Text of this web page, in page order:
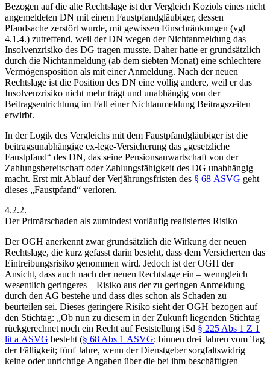
Bezogen auf die alte Rechtslage ist der Vergleich Koziols eines nicht
angemeldeten DN mit einem Faustpfandgläubiger, dessen
Pfandsache zerstört wurde, mit gewissen Einschränkungen (vgl
4.1.4.) zutreffend, weil der DN wegen der Nichtanmeldung das
Insolvenzrisiko des DG tragen musste. Daher hatte er grundsätzlich
durch die Nichtanmeldung (ab dem siebten Monat) eine schlechtere
Vermögensposition als mit einer Anmeldung. Nach der neuen
Rechtslage ist die Position des DN eine völlig andere, weil er das
Insolvenzrisiko nicht mehr trägt und unabhängig von der
Beitragsentrichtung im Fall einer Nichtanmeldung Beitragszeiten
erwirbt.
In der Logik des Vergleichs mit dem Faustpfandgläubiger ist die
beitragsunabhängige ex-lege-Versicherung das „gesetzliche
Faustpfand“ des DN, das seine Pensionsanwartschaft von der
Zahlungsbereitschaft oder Zahlungsfähigkeit des DG unabhängig
macht. Erst mit Ablauf der Verjährungsfristen des § 68 ASVG geht
dieses „Faustpfand“ verloren.
4.2.2.
Der Primärschaden als zumindest vorläufig realisiertes Risiko
Der OGH anerkennt zwar grundsätzlich die Wirkung der neuen
Rechtslage, die kurz gefasst darin besteht, dass dem Versicherten das
Eintreibungsrisiko genommen wird. Jedoch ist der OGH der
Ansicht, dass auch nach der neuen Rechtslage ein – wenngleich
wesentlich geringeres – Risiko aus der zu geringen Anmeldung
durch den AG bestehe und dass dies schon als Schaden zu
beurteilen sei. Dieses geringere Risiko sieht der OGH bezogen auf
den Stichtag: „Ob nun zu diesem in der Zukunft liegenden Stichtag
rückgerechnet noch ein Recht auf Feststellung iSd § 225 Abs 1 Z 1
lit a ASVG besteht (§ 68 Abs 1 ASVG: binnen drei Jahren vom Tag
der Fälligkeit; fünf Jahre, wenn der Dienstgeber sorgfaltswidrig
keine oder unrichtige Angaben über die bei ihm beschäftigten